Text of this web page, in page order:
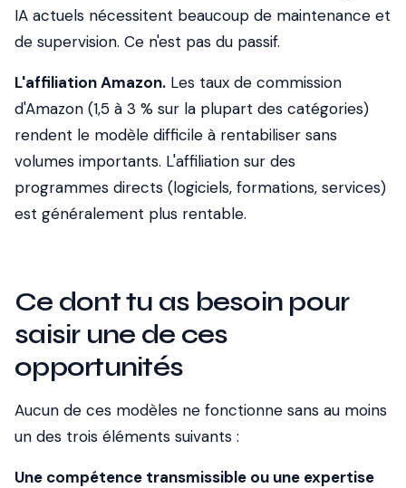
IA actuels nécessitent beaucoup de maintenance et
de supervision. Ce n'est pas du passif.
L'affiliation Amazon. Les taux de commission
d'Amazon (1,5 à 3 % sur la plupart des catégories)
rendent le modèle difficile à rentabiliser sans
volumes importants. L'affiliation sur des
programmes directs (logiciels, formations, services)
est généralement plus rentable.
Ce dont tu as besoin pour
saisir une de ces
opportunités
Aucun de ces modèles ne fonctionne sans au moins
un des trois éléments suivants :
Une compétence transmissible ou une expertise